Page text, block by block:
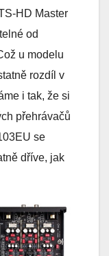
HD Master
od
u modelu
rozdíl v
i tak, že si
přehrávačů
se
dříve, jak